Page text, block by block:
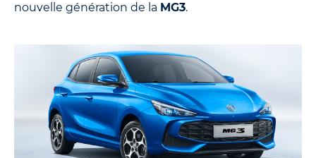
nouvelle génération de la MG3.